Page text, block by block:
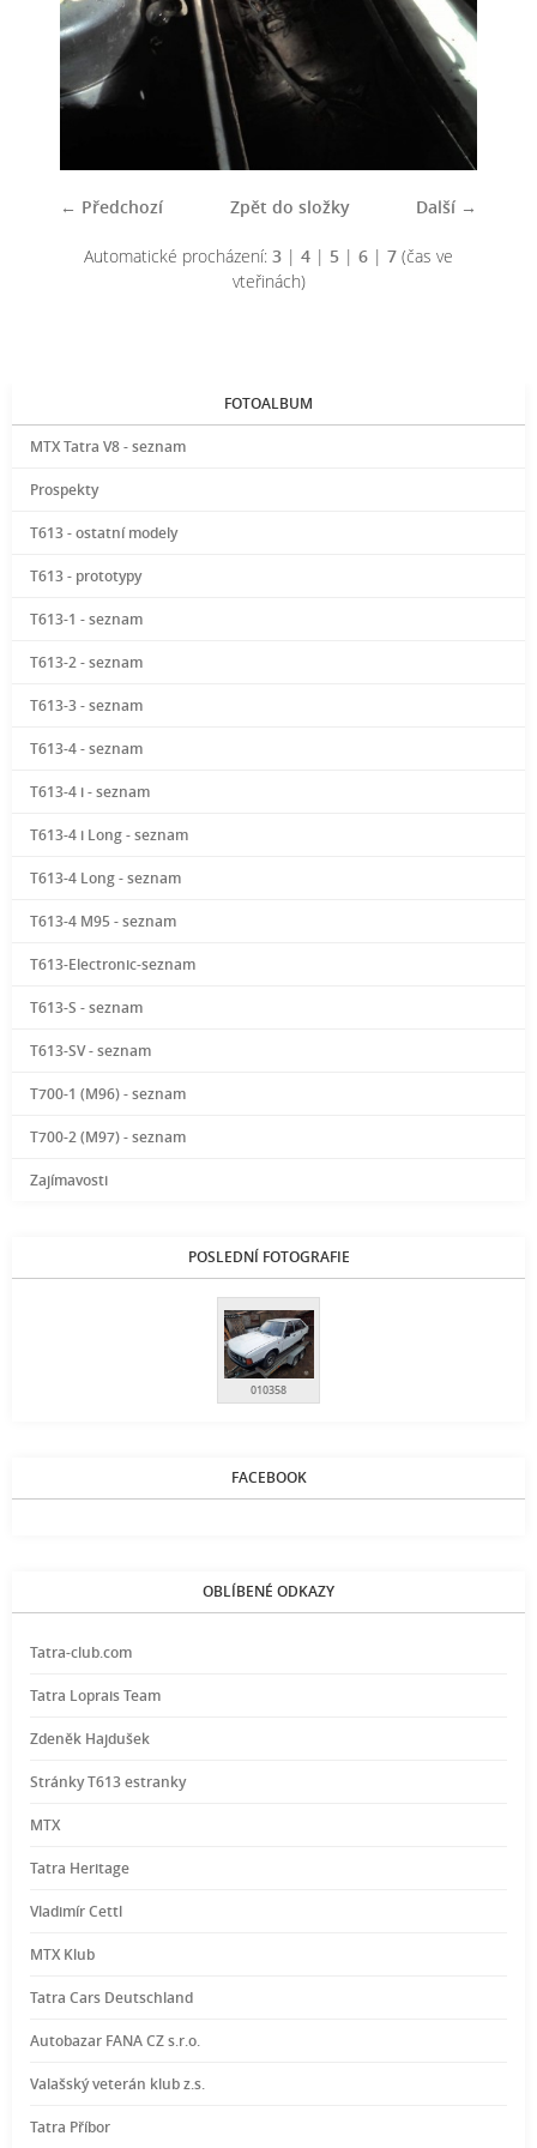
← Předchozí Další →
Zpět do složky
Automatické procházení: 3 | 4 | 5 | 6 | 7 (čas ve
vteřinách)
FOTOALBUM
MTX Tatra V8 - seznam
Prospekty
T613 - ostatní modely
T613 - prototypy
T613-1 - seznam
T613-2 - seznam
T613-3 - seznam
T613-4 - seznam
T613-4 i - seznam
T613-4 i Long - seznam
T613-4 Long - seznam
T613-4 M95 - seznam
T613-Electronic-seznam
T613-S - seznam
T613-SV - seznam
T700-1 (M96) - seznam
T700-2 (M97) - seznam
Zajímavosti
POSLEDNÍ FOTOGRAFIE
010358
FACEBOOK
OBLÍBENÉ ODKAZY
Tatra-club.com
Tatra Loprais Team
Zdeněk Hajdušek
Stránky T613 estranky
MTX
Tatra Heritage
Vladimír Cettl
MTX Klub
Tatra Cars Deutschland
Autobazar FANA CZ s.r.o.
Valašský veterán klub z.s.
Tatra Příbor